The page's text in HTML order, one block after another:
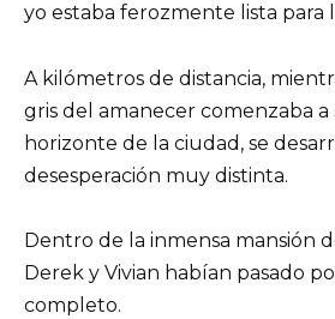
yo estaba ferozmente lista para
A kilómetros de distancia,
gris del amanecer comenzaba a
horizonte de la ciudad, se
desesperación muy distinta.
Dentro de la inmensa mansión
Derek y Vivian habían pasado
completo.